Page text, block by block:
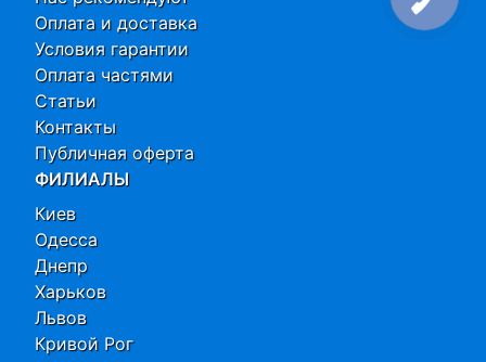
Оплата и доставка
Условия гарантии
Оплата частями
Статьи
Контакты
Публичная оферта
ФИЛИАЛЫ
Киев
Одесса
Днепр
Харьков
Львов
Кривой Рог